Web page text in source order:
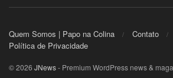
Quem Somos | Papo na Colina
Contato
Política de Privacidade
© 2026 JNews- Premium WordPress news &